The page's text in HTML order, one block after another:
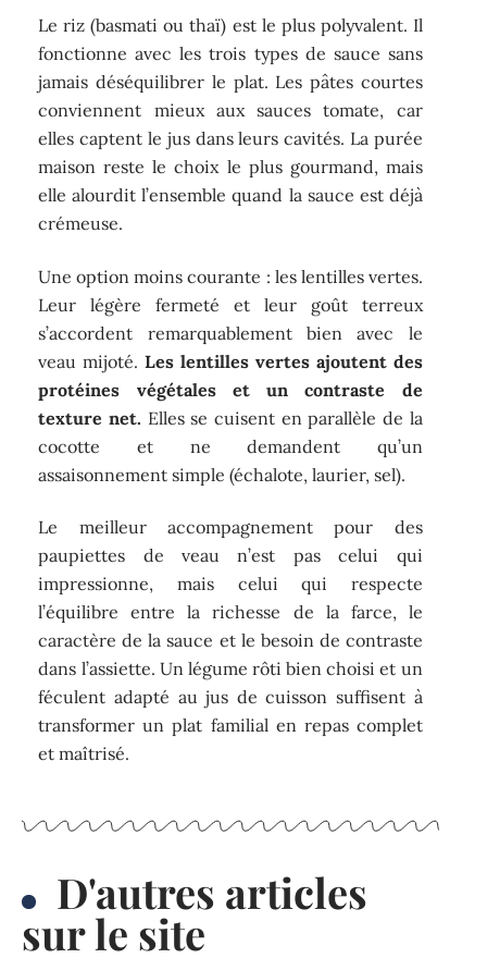
Le riz (basmati ou thaï) est le plus polyvalent. Il
fonctionne avec les trois types de sauce sans
jamais déséquilibrer le plat. Les pâtes courtes
conviennent mieux aux sauces tomate, car
elles captent le jus dans leurs cavités. La purée
maison reste le choix le plus gourmand, mais
elle alourdit l’ensemble quand la sauce est déjà
crémeuse.
Une option moins courante : les lentilles vertes.
Leur légère fermeté et leur goût terreux
s’accordent remarquablement bien avec le
veau mijoté.Les lentilles vertes ajoutent des
protéines végétales et un contraste de
texture net. Elles se cuisent en parallèle de la
cocotte et ne demandent qu’un
assaisonnement simple (échalote, laurier, sel).
Le meilleur accompagnement pour des
paupiettes de veau n’est pas celui qui
impressionne, mais celui qui respecte
l’équilibre entre la richesse de la farce, le
caractère de la sauce et le besoin de contraste
dans l’assiette. Un légume rôti bien choisi et un
féculent adapté au jus de cuisson suffisent à
transformer un plat familial en repas complet
et maîtrisé.
D'autres articles
sur le site